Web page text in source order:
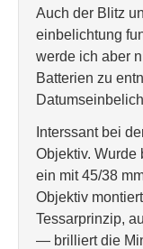
Auch der Blitz
einbelichtung
werde ich aber
Batterien zu
Interssant bei
Objektiv. Wurde
ein mit 45/38
Objektiv
Tessarprinzip,
— brilliert die